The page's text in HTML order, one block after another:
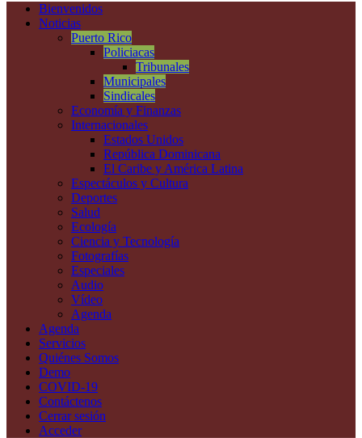
Bienvenidos
Noticias
Puerto Rico
Policiacas
Tribunales
Municipales
Sindicales
Economía y Finanzas
Internacionales
Estados Unidos
República Dominicana
El Caribe y América Latina
Espectáculos y Cultura
Deportes
Salud
Ecología
Ciencia y Tecnología
Fotografías
Especiales
Audio
Vídeo
Agenda
Agenda
Servicios
Quiénes Somos
Demo
COVID-19
Contáctenos
Cerrar sesión
Acceder